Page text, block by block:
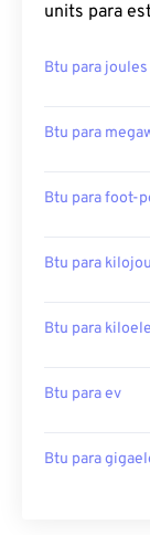
units para
Btu para joules
Btu para
Btu para foot-
Btu para
Btu para
Btu para ev
Btu para